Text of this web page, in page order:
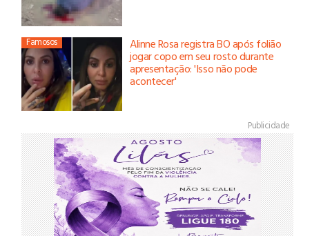
Famosos Alinne Rosa registra BO após folião
jogar copo em seu rosto durante
apresentação: 'Isso não pode
acontecer'
Publicidade